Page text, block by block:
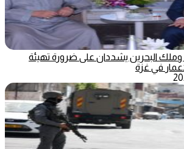
البحرين يشددان على ضرورة تهيئة
في غزة